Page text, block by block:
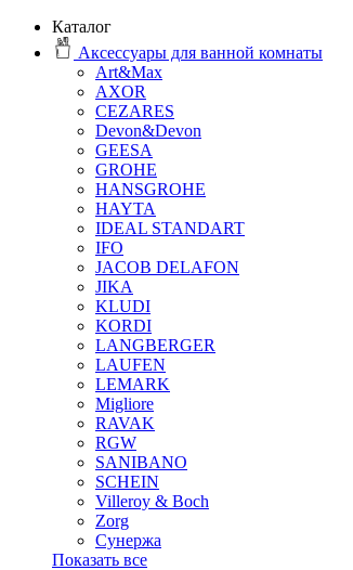
Каталог
Аксессуары для ванной комнаты
Art&Max
AXOR
CEZARES
Devon&Devon
GEESA
GROHE
HANSGROHE
HAYTA
IDEAL STANDART
IFO
JACOB DELAFON
JIKA
KLUDI
KORDI
LANGBERGER
LAUFEN
LEMARK
Migliore
RAVAK
RGW
SANIBANO
SCHEIN
Villeroy & Boch
Zorg
Сунержа
Показать все